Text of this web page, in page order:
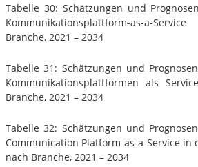
Tabelle 30: Schätzungen und
Kommunikationsplattform-as-a-
Branche, 2021 – 2034
Tabelle 31: Schätzungen und
Kommunikationsplattformen als
Branche, 2021 – 2034
Tabelle 32: Schätzungen und
Communication Platform-as-a-Service in
nach Branche, 2021 – 2034